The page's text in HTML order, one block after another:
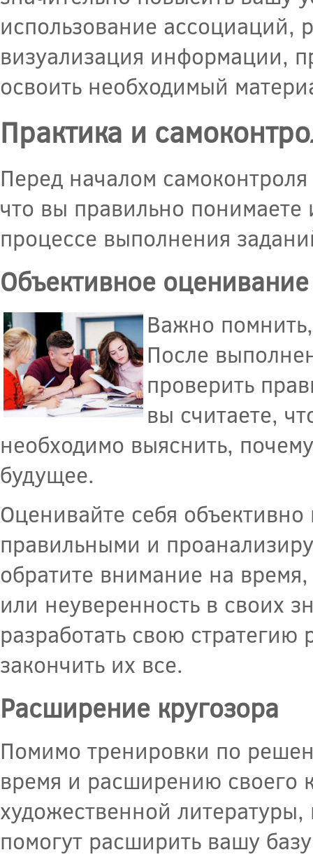
использование ассоциаций,
визуализация информации,
освоить необходимый
Практика и
Перед началом
что вы правильно
процессе выполнения
Объективное оценивание
Важно
После
проверить
вы считаете,
необходимо выяснить,
будущее.
Оценивайте себя
правильными и
обратите внимание на
или неуверенность в своих
разработать свою
закончить их все.
Расширение кругозора
Помимо тренировки по
время и расширению своего
художественной
помогут расширить вашу